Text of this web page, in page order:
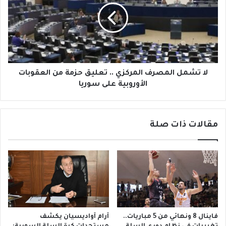
ن
ي
.
ح
ي
و
ا
ع
و
ة
ش
ك
ل
ي
ش
م
ا
ل
م
م
ز
ي
.
.
ت
ل
لا تشمل المصرف المركزي .. تعليق حزمة من العقوبات
الأوروبية على سوريا
مقالات ذات صلة
فاينال 8 ونهائي من 5 مباريات..
آرام آواديسيان يكشف